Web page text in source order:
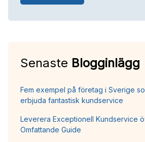
Senaste Blogginlägg
Fem exempel på företag i Sverige
erbjuda fantastisk kundservice
Leverera Exceptionell Kundservice
Omfattande Guide